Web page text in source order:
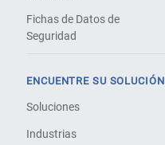
Fichas de Datos de
Seguridad
ENCUENTRE SU SOLUCIÓN
Soluciones
Industrias